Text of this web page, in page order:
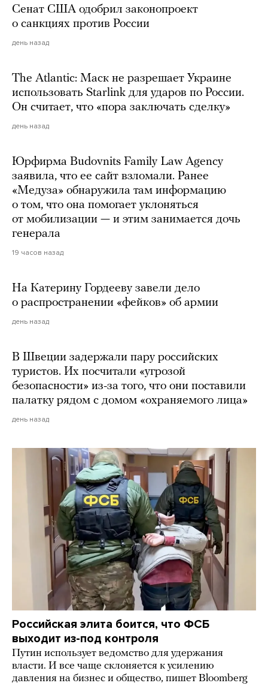
Сенат США одобрил законопроект
о санкциях против России
день назад
The Atlantic: Маск не разрешает Украине
использовать Starlink для ударов по России.
Он считает, что «пора заключать сделку»
день назад
Юрфирма Budovnits Family Law Agency
заявила, что ее сайт взломали. Ранее
«Медуза» обнаружила там информацию
о том, что она помогает уклоняться
от мобилизации — и этим занимается дочь
генерала
19 часов назад
На Катерину Гордееву завели дело
о распространении «фейков» об армии
день назад
В Швеции задержали пару российских
туристов. Их посчитали «угрозой
безопасности» из-за того, что они поставили
палатку рядом с домом «охраняемого лица»
день назад
Российская элита боится, что ФСБ
выходит из-под контроля
Путин использует ведомство для удержания
власти. И все чаще склоняется к усилению
давления на бизнес и общество, пишет Bloomberg